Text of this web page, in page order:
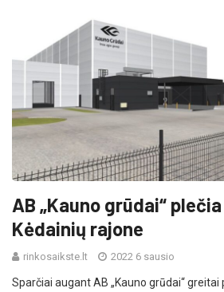
AB „Kauno grūdai“
Kėdainių rajone
rinkosaikste.lt 2022 6 sausio
Sparčiai augant AB „Kauno grūdai“